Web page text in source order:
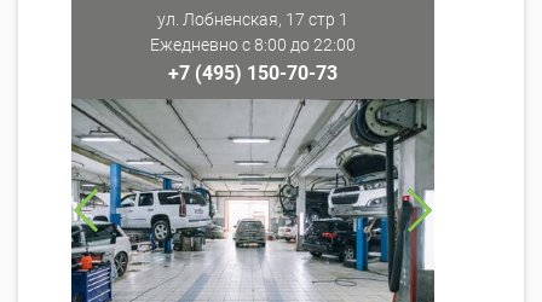
ул. Лобненская, 17 стр 1
Ежедневно с 8:00 до 22:00
+7 (495) 150-70-73